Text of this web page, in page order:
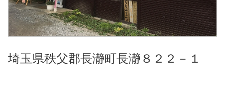
埼玉県秩父郡長瀞町長瀞８２２－１